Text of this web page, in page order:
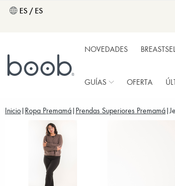
ES / ES
NOVEDADES
GUÍAS OFERTA
Inicio Ropa Premamá Prendas Superiores Premamá